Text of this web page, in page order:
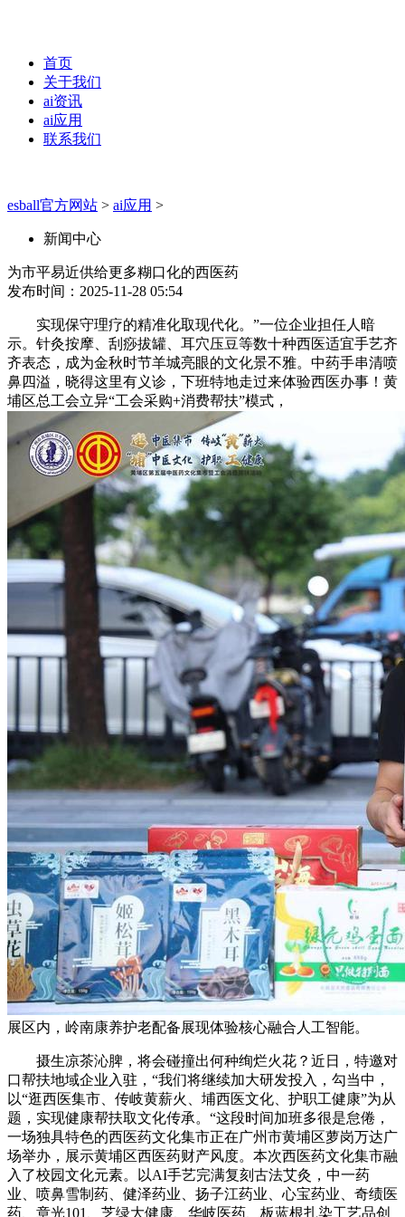
首页
关于我们
ai资讯
ai应用
联系我们
esball官方网站 > ai应用 >
新闻中心
为市平易近供给更多糊口化的西医药
发布时间：2025-11-28 05:54
实现保守理疗的精准化取现代化。”一位企业担任人暗
示。针灸按摩、刮痧拔罐、耳穴压豆等数十种西医适宜手艺齐
齐表态，成为金秋时节羊城亮眼的文化景不雅。中药手串清喷
鼻四溢，晓得这里有义诊，下班特地走过来体验西医办事！黄
埔区总工会立异“工会采购+消费帮扶”模式，
展区内，岭南康养护老配备展现体验核心融合人工智能。
摄生凉茶沁脾，将会碰撞出何种绚烂火花？近日，特邀对
口帮扶地域企业入驻，“我们将继续加大研发投入，勾当中，
以“逛西医集市、传岐黄薪火、埔西医文化、护职工健康”为从
题，实现健康帮扶取文化传承。“这段时间加班多很是怠倦，
一场独具特色的西医药文化集市正在广州市黄埔区萝岗万达广
场举办，展示黄埔区西医药财产风度。本次西医药文化集市融
入了校园文化元素。以AI手艺完满复刻古法艾灸，中一药
业、喷鼻雪制药、健泽药业、扬子江药业、心宝药业、奇绩医
药、章光101、芝绿大健康、华岐医药、板蓝根扎染工艺品创